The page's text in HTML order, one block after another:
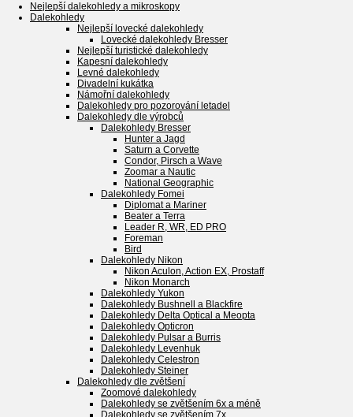
Nejlepší dalekohledy a mikroskopy
Dalekohledy
Nejlepší lovecké dalekohledy
Lovecké dalekohledy Bresser
Nejlepší turistické dalekohledy
Kapesní dalekohledy
Levné dalekohledy
Divadelní kukátka
Námořní dalekohledy
Dalekohledy pro pozorování letadel
Dalekohledy dle výrobců
Dalekohledy Bresser
Hunter a Jagd
Saturn a Corvette
Condor, Pirsch a Wave
Zoomar a Nautic
National Geographic
Dalekohledy Fomei
Diplomat a Mariner
Beater a Terra
Leader R, WR, ED PRO
Foreman
Bird
Dalekohledy Nikon
Nikon Aculon, Action EX, Prostaff
Nikon Monarch
Dalekohledy Yukon
Dalekohledy Bushnell a Blackfire
Dalekohledy Delta Optical a Meopta
Dalekohledy Opticron
Dalekohledy Pulsar a Burris
Dalekohledy Levenhuk
Dalekohledy Celestron
Dalekohledy Steiner
Dalekohledy dle zvětšení
Zoomové dalekohledy
Dalekohledy se zvětšením 6x a méně
Dalekohledy se zvětšením 7x